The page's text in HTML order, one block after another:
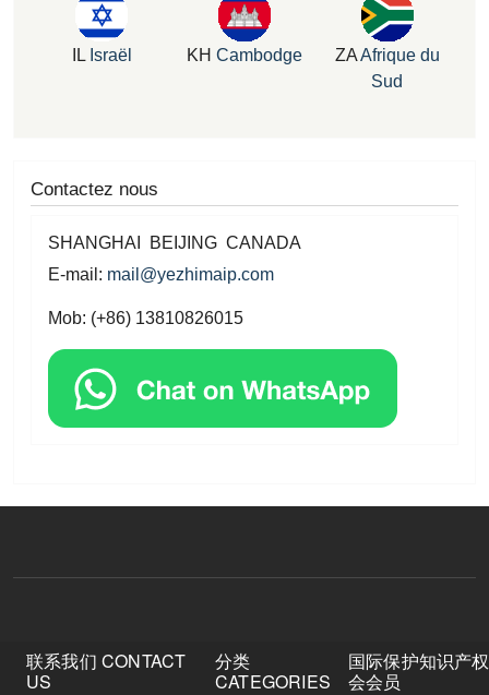
IL Israël KH Cambodge ZAAfrique du
Sud
Contactez nous
SHANGHAI BEIJING CANADA
E-mail: mail@yezhimaip.com
Mob: (+86) 13810826015
联系我们 CONTACT
US
分类
CATEGORIES
国际保护知识产
会会员